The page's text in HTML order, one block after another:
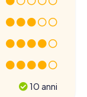
10 anni